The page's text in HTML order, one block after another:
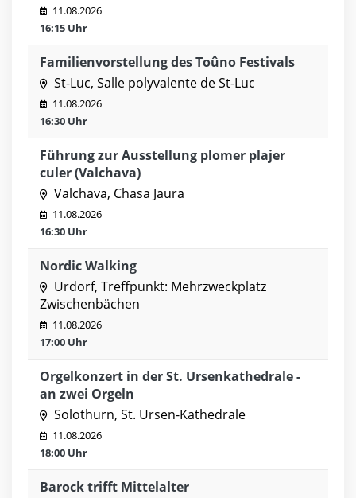
11.08.2026
16:15 Uhr
Familienvorstellung des Toûno Festivals
St-Luc, Salle polyvalente de St-Luc
11.08.2026
16:30 Uhr
Führung zur Ausstellung plomer plajer
culer (Valchava)
Valchava, Chasa Jaura
11.08.2026
16:30 Uhr
Nordic Walking
Urdorf, Treffpunkt: Mehrzweckplatz
Zwischenbächen
11.08.2026
17:00 Uhr
Orgelkonzert in der St. Ursenkathedrale -
an zwei Orgeln
Solothurn, St. Ursen-Kathedrale
11.08.2026
18:00 Uhr
Barock trifft Mittelalter